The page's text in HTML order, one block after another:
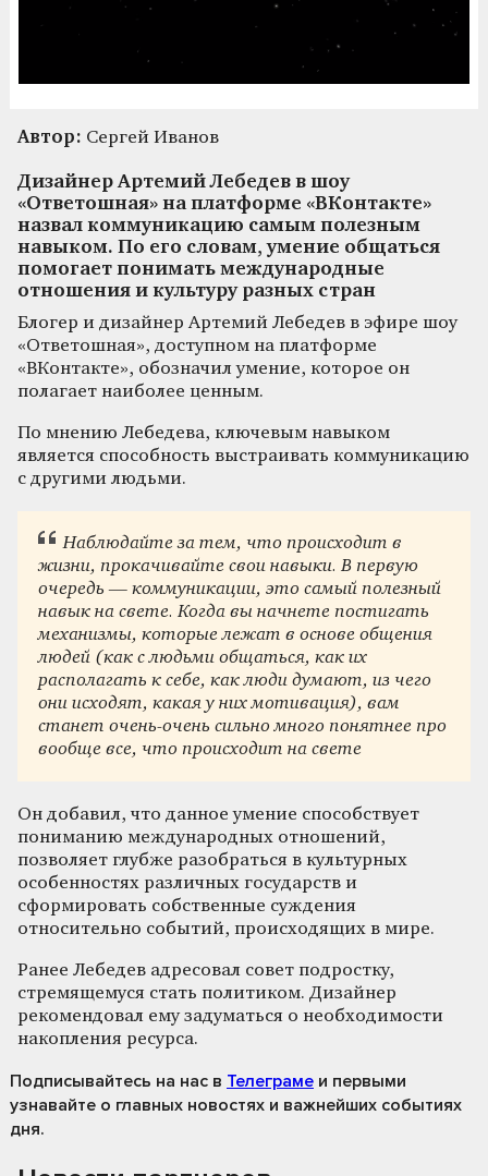
Автор: Сергей Иванов
Дизайнер Артемий Лебедев в шоу
«Ответошная» на платформе «ВКонтакте»
назвал коммуникацию самым полезным
навыком. По его словам, умение общаться
помогает понимать международные
отношения и культуру разных стран
Блогер и дизайнер Артемий Лебедев в эфире шоу
«Ответошная», доступном на платформе
«ВКонтакте», обозначил умение, которое он
полагает наиболее ценным.
По мнению Лебедева, ключевым навыком
является способность выстраивать коммуникацию
с другими людьми.
Наблюдайте за тем, что происходит в
жизни, прокачивайте свои навыки. В первую
очередь — коммуникации, это самый полезный
навык на свете. Когда вы начнете постигать
механизмы, которые лежат в основе общения
людей (как с людьми общаться, как их
располагать к себе, как люди думают, из чего
они исходят, какая у них мотивация), вам
станет очень-очень сильно много понятнее про
вообще все, что происходит на свете
Он добавил, что данное умение способствует
пониманию международных отношений,
позволяет глубже разобраться в культурных
особенностях различных государств и
сформировать собственные суждения
относительно событий, происходящих в мире.
Ранее Лебедев адресовал совет подростку,
стремящемуся стать политиком. Дизайнер
рекомендовал ему задуматься о необходимости
накопления ресурса.
Подписывайтесь на нас в Телеграме и первыми
узнавайте о главных новостях и важнейших событиях
дня.